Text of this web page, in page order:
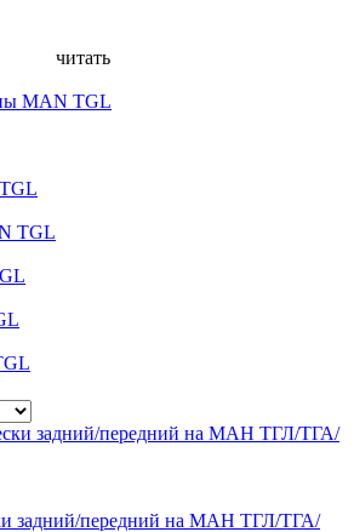
читать
MAN TGL
TGL
задний/передний на МАН ТГЛ/ТГА/